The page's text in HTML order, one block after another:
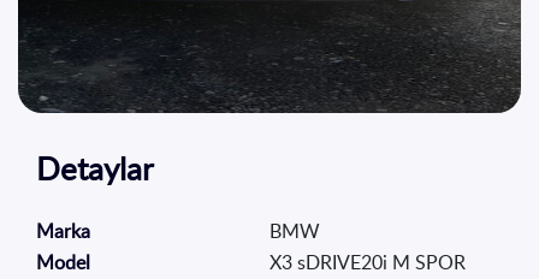
Detaylar
Marka
BMW
Model
X3 sDRIVE20i M SPOR